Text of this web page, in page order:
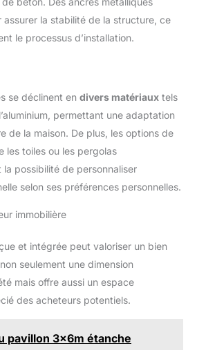
assurer la stabilité de la structure, ce
le processus d’installation.
se déclinent en divers matériaux tels
permettant une adaptation
de la maison. De plus, les options de
les toiles ou les pergolas
possibilité de personnaliser
selon ses préférences personnelles.
immobilière
et intégrée peut valoriser un bien
seulement une dimension
mais offre aussi un espace
des acheteurs potentiels.
pavillon 3x6m étanche